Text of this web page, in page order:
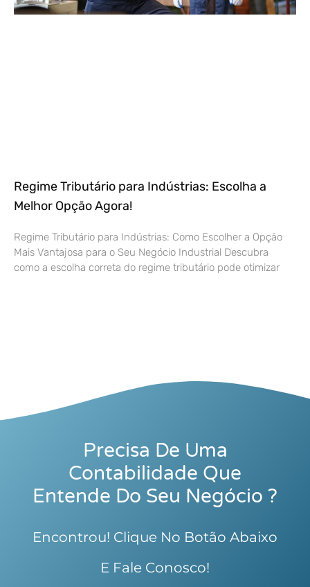
Regime Tributário para Indústrias: Escolha a
Melhor Opção Agora!
Regime Tributário para Indústrias: Como Escolher a Opção
Mais Vantajosa para o Seu Negócio Industrial Descubra
como a escolha correta do regime tributário pode otimizar
Precisa De Uma
Contabilidade Que
Entende Do Seu Negócio ?
Encontrou! Clique No Botão Abaixo
E Fale Conosco!